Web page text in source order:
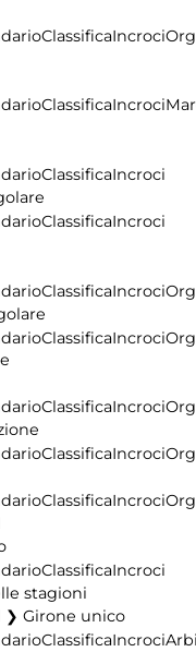
ClassificaIncroci
ClassificaIncroci
ClassificaIncroci
ClassificaIncroci
ClassificaIncroci
ClassificaIncroci
ClassificaIncroci
ClassificaIncroci
ClassificaIncroci
ClassificaIncroci
stagioni
❯ Girone unico
ClassificaIncroci